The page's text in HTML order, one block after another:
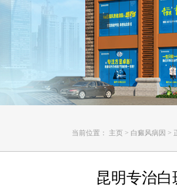
当前位置： 主页 > 白癜风病因 >
昆明专治